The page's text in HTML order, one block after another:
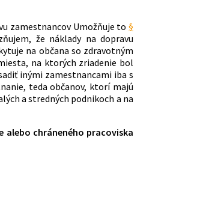
zamestnancov Umožňuje to §
že náklady na dopravu
na občana so zdravotným
na ktorých zriadenie bol
inými zamestnancami iba s
teda občanov, ktorí majú
a stredných podnikoch a na
chráneného pracoviska